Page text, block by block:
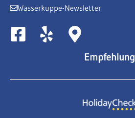
Wasserkuppe-Newsletter
Empfehlung